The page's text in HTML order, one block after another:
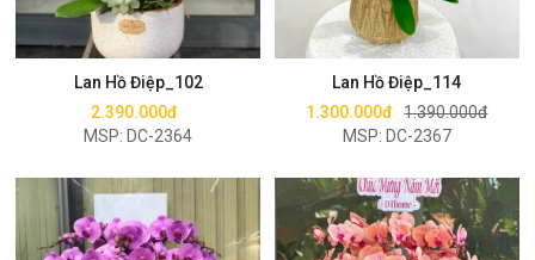
Lan Hồ Điệp_102
2.390.000đ
MSP: DC-2364
Mua ngay
Lan Hồ Điệp_114
1.300.000đ 1.390.000đ
MSP: DC-2367
Mua ngay